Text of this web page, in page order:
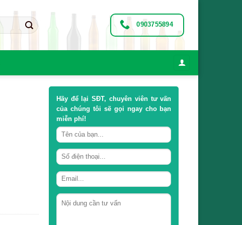
0903755894
Hãy để lại SĐT, chuyên viên tư vấn
của chúng tôi sẽ gọi ngay cho bạn
miễn phí!